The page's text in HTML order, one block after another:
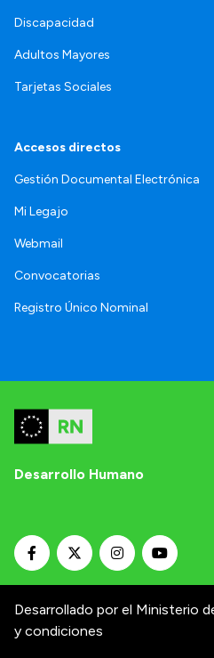
Discapacidad
Adultos Mayores
Tarjetas Sociales
Accesos directos
Gestión Documental Electrónica
Mi Legajo
Webmail
Convocatorias
Registro Único Nominal
Desarrollo Humano
Desarrollado por el Ministerio
y condiciones